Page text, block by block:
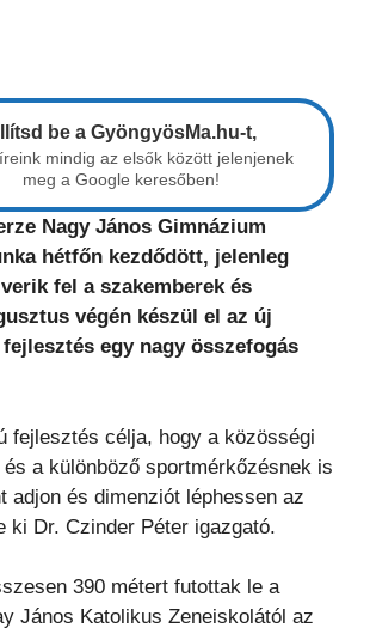
be a GyöngyösMa.hu-t,
mindig az elsők között jelenjenek
meg a Google keresőben!
Nagy János Gimnázium
hétfőn kezdődött, jelenleg
fel a szakemberek és
végén készül el az új
egy nagy összefogás
fejlesztés célja, hogy a közösségi
a különböző sportmérkőzésnek is
adjon és dimenziót léphessen az
ki Dr. Czinder Péter igazgató.
390 métert futottak le a
János Katolikus Zeneiskolától az